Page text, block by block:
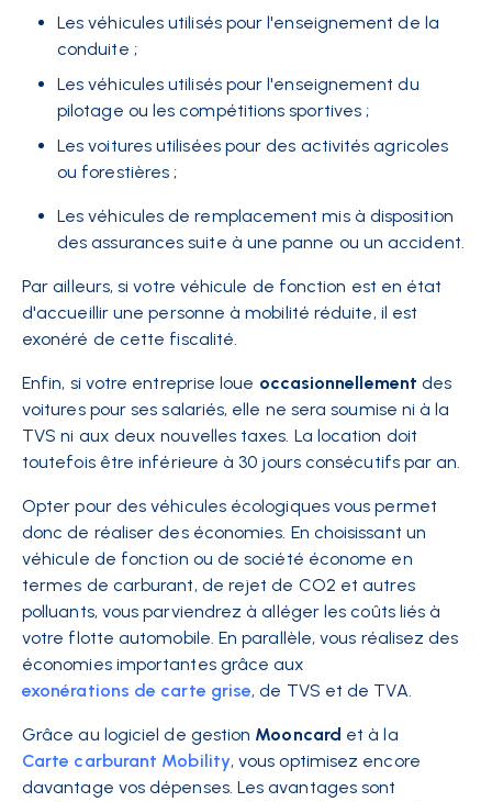
Les véhicules utilisés pour l'enseignement de la
conduite ;
Les véhicules utilisés pour l'enseignement du
pilotage ou les compétitions sportives ;
Les voitures utilisées pour des activités agricoles
ou forestières ;
Les véhicules de remplacement mis à disposition
des assurances suite à une panne ou un accident.
Par ailleurs, si votre véhicule de fonction est en état
d'accueillir une personne à mobilité réduite, il est
exonéré de cette fiscalité.
Enfin, si votre entreprise loue occasionnellement des
voitures pour ses salariés, elle ne sera soumise ni à la
TVS ni aux deux nouvelles taxes. La location doit
toutefois être inférieure à 30 jours consécutifs par an.
Opter pour des véhicules écologiques vous permet
donc de réaliser des économies. En choisissant un
véhicule de fonction ou de société économe en
termes de carburant, de rejet de CO2 et autres
polluants, vous parviendrez à alléger les coûts liés à
votre flotte automobile. En parallèle, vous réalisez des
économies importantes grâce aux
exonérations de carte grise, de TVS et de TVA.
Grâce au logiciel de gestion Mooncard et à la
Carte carburant Mobility, vous optimisez encore
davantage vos dépenses. Les avantages sont